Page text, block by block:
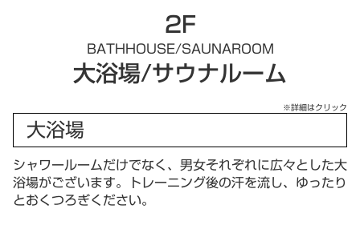
2F
BATHHOUSE/SAUNAROOM
大浴場/サウナルーム
※詳細はクリック
大浴場
シャワールームだけでなく、男女それぞれに広々とした大
浴場がございます。トレーニング後の汗を流し、ゆったり
とおくつろぎください。